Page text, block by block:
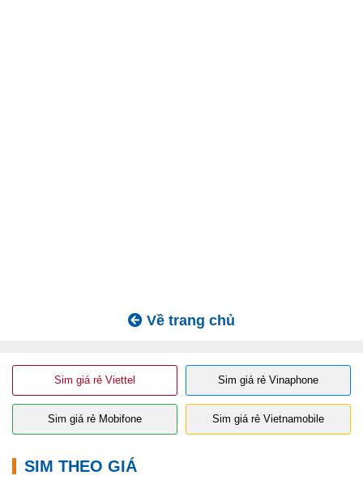
Về trang chủ
Sim giá rẻ Viettel Sim giá rẻ Vinaphone
Sim giá rẻ Mobifone Sim giá rẻ Vietnamobile
SIM THEO GIÁ